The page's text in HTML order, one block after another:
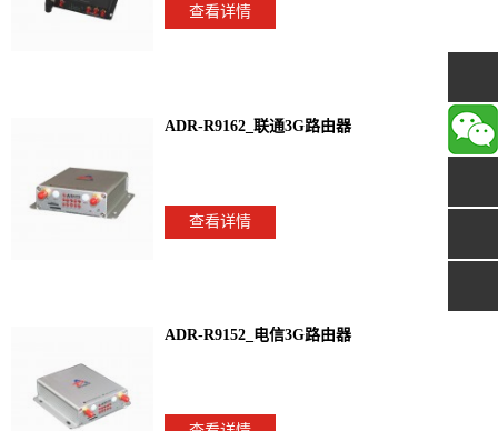
查看详情
ADR-R9162_联通3G路由器
查看详情
ADR-R9152_电信3G路由器